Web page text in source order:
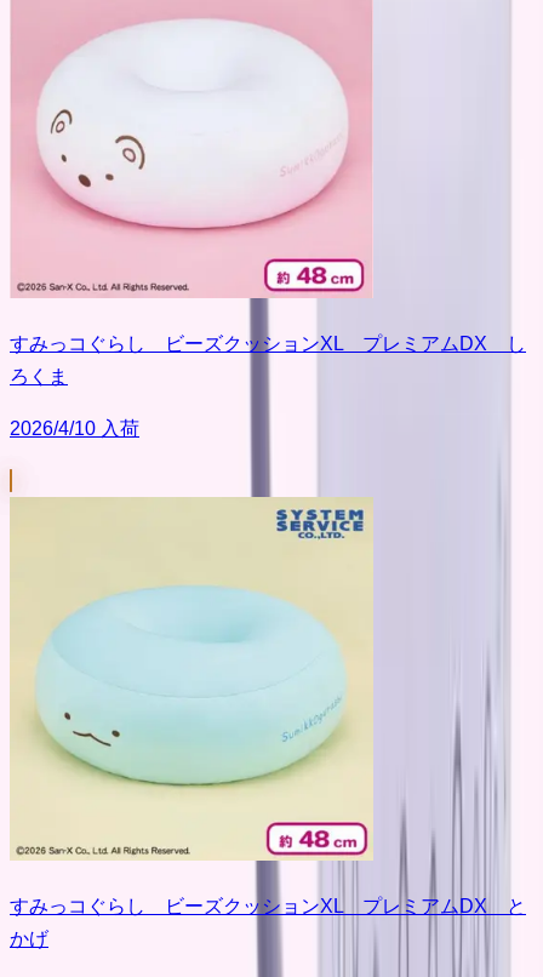
すみっコぐらし ビーズクッションXL プレミアムDX し
ろくま
2026/4/10 入荷
すみっコぐらし ビーズクッションXL プレミアムDX と
かげ